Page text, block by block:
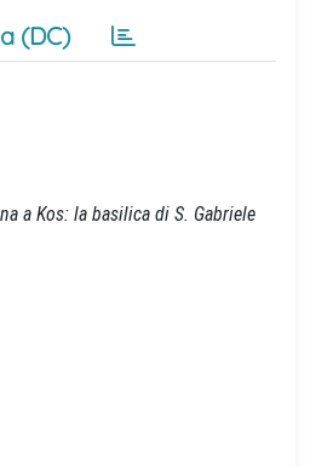
(DC)
a Kos: la basilica di S. Gabriele